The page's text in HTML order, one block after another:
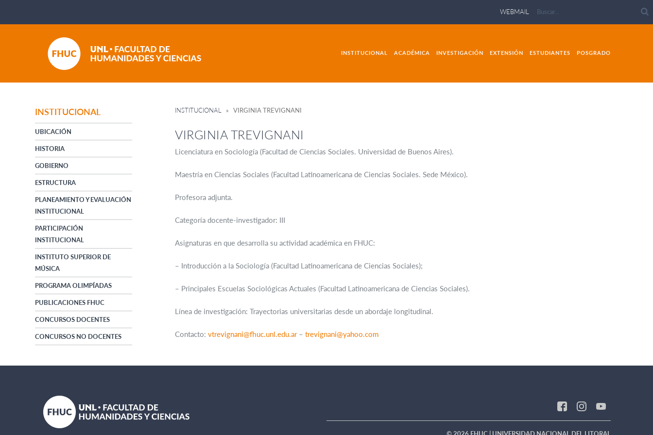
WEBMAIL
INSTITUCIONAL ACADÉMICA INVESTIGACIÓN EXTENSIÓN ESTUDIANTES POSGRADO
INSTITUCIONAL
UBICACIÓN
HISTORIA
GOBIERNO
ESTRUCTURA
PLANEAMIENTO Y EVALUACIÓN
INSTITUCIONAL
PARTICIPACIÓN
INSTITUCIONAL
INSTITUTO SUPERIOR DE
MÚSICA
PROGRAMA OLIMPÍADAS
PUBLICACIONES FHUC
CONCURSOS DOCENTES
CONCURSOS NO DOCENTES
INSTITUCIONAL » VIRGINIA TREVIGNANI
VIRGINIA TREVIGNANI
Licenciatura en Sociología (Facultad de Ciencias Sociales. Universidad de Buenos Aires).
Maestría en Ciencias Sociales (Facultad Latinoamericana de Ciencias Sociales. Sede México).
Profesora adjunta.
Categoría docente-investigador: III
Asignaturas en que desarrolla su actividad académica en FHUC:
– Introducción a la Sociología (Facultad Latinoamericana de Ciencias Sociales);
– Principales Escuelas Sociológicas Actuales (Facultad Latinoamericana de Ciencias Sociales).
Línea de investigación: Trayectorias universitarias desde un abordaje longitudinal.
Contacto: vtrevignani@fhuc.unl.edu.ar– trevignani@yahoo.com
© 2026 FHUC | UNIVERSIDAD NACIONAL DEL LITORAL